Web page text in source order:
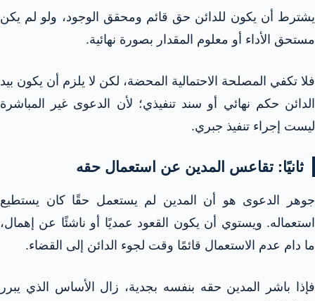
يشترط أن يكون للدائن حق قائم ومحقق الوجود، ولو لم يكن
مستحق الأداء أو معلوم المقدار بصورة نهائية.
فلا تكفي المصلحة الاحتمالية المحضة، لكن لا يلزم أن يكون بيد
الدائن حكم نهائي أو سند تنفيذي؛ لأن الدعوى غير المباشرة
ليست إجراء تنفيذ جبري.
ثانيًا: تقاعس المدين عن استعمال حقه
جوهر الدعوى هو أن المدين لم يستعمل حقًا كان يستطيع
استعماله. ويستوي أن يكون القعود عمديًا أو ناشئًا عن إهمال،
ما دام عدم الاستعمال قائمًا وقت لجوء الدائن إلى القضاء.
فإذا باشر المدين حقه بنفسه بجدية، زال الأساس الذي يبرر